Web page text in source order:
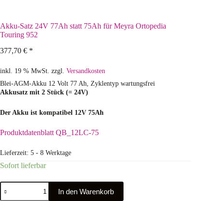
Akku-Satz 24V 77Ah statt 75Ah für Meyra Ortopedia
Touring 952
377,70 € *
inkl. 19 % MwSt. zzgl. Versandkosten
Blei-AGM-Akku 12 Volt 77 Ah, Zyklentyp wartungsfrei
Akkusatz mit 2 Stück (= 24V)
Der Akku ist kompatibel 12V 75Ah
Produktdatenblatt QB_12LC-75
Lieferzeit: 5 - 8 Werktage
Sofort lieferbar
In den Warenkorb